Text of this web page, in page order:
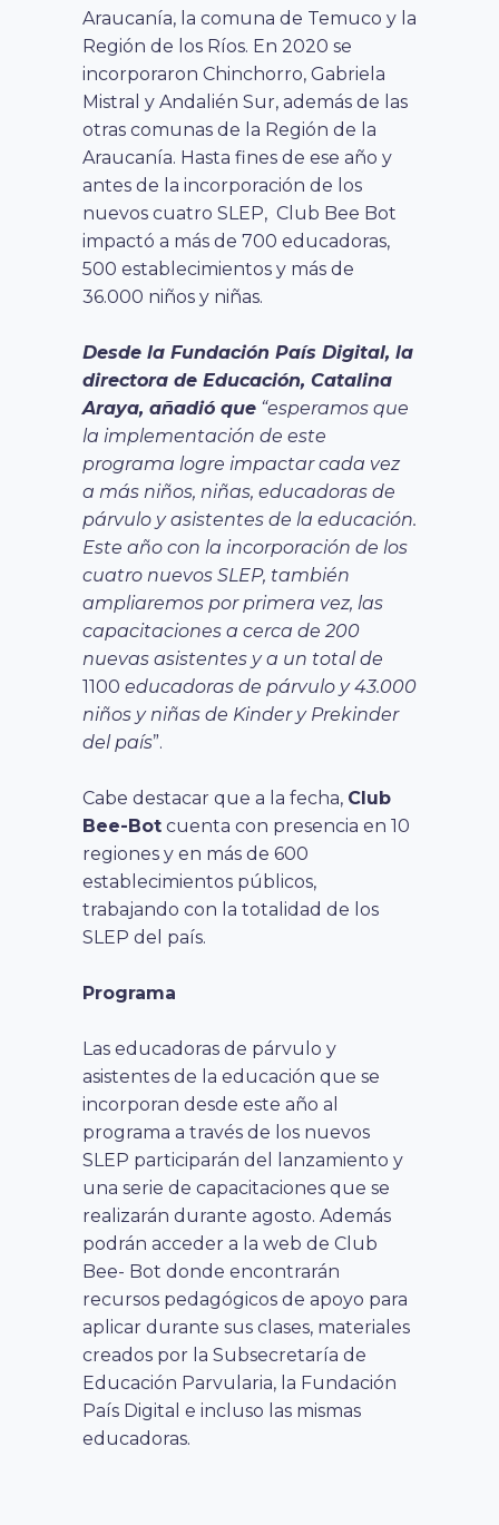
Araucanía, la comuna de Temuco y la
Región de los Ríos. En 2020 se
incorporaron Chinchorro, Gabriela
Mistral y Andalién Sur, además de las
otras comunas de la Región de la
Araucanía. Hasta fines de ese año y
antes de la incorporación de los
nuevos cuatro SLEP, Club Bee Bot
impactó a más de 700 educadoras,
500 establecimientos y más de
36.000 niños y niñas.
Desde la Fundación País Digital, la
directora de Educación, Catalina
Araya, añadió que “esperamos que
la implementación de este
programa logre impactar cada vez
a más niños, niñas, educadoras de
párvulo y asistentes de la educación.
Este año con la incorporación de los
cuatro nuevos SLEP, también
ampliaremos por primera vez, las
capacitaciones a cerca de 200
nuevas asistentes y a un total de
1100 educadoras de párvulo y 43.000
niños y niñas de Kinder y Prekinder
del país”.
Cabe destacar que a la fecha, Club
Bee-Bot cuenta con presencia en 10
regiones y en más de 600
establecimientos públicos,
trabajando con la totalidad de los
SLEP del país.
Programa
Las educadoras de párvulo y
asistentes de la educación que se
incorporan desde este año al
programa a través de los nuevos
SLEP participarán del lanzamiento y
una serie de capacitaciones que se
realizarán durante agosto. Además
podrán acceder a la web de Club
Bee- Bot donde encontrarán
recursos pedagógicos de apoyo para
aplicar durante sus clases, materiales
creados por la Subsecretaría de
Educación Parvularia, la Fundación
País Digital e incluso las mismas
educadoras.